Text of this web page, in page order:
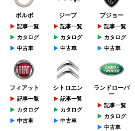
ボルボ
記事一覧
カタログ
中古車
ジープ
記事一覧
カタログ
中古車
プジョー
記事一覧
カタログ
中古車
フィアット
記事一覧
カタログ
中古車
シトロエン
記事一覧
カタログ
中古車
ランドローバ
ー
記事一覧
カタログ
中古車